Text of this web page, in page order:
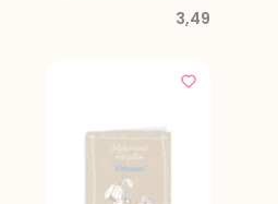
3,49